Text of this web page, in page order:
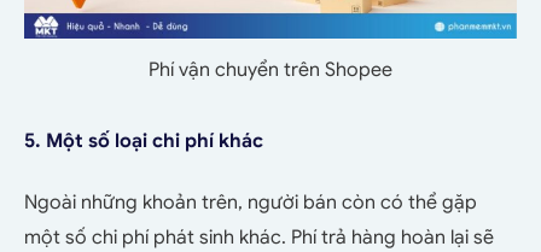
Phí vận chuyển trên Shopee
5. Một số loại chi phí khác
Ngoài những khoản trên, người bán còn có thể gặp
một số chi phí phát sinh khác. Phí trả hàng hoàn lại sẽ